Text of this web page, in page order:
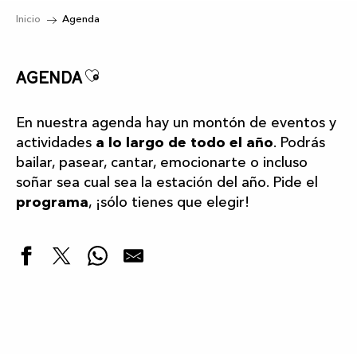
Inicio Agenda
AgendaAjouter aux favoris
En nuestra agenda hay un montón de eventos y
actividades a lo largo de todo el año. Podrás
bailar, pasear, cantar, emocionarte o incluso
soñar sea cual sea la estación del año. Pide el
programa, ¡sólo tienes que elegir!